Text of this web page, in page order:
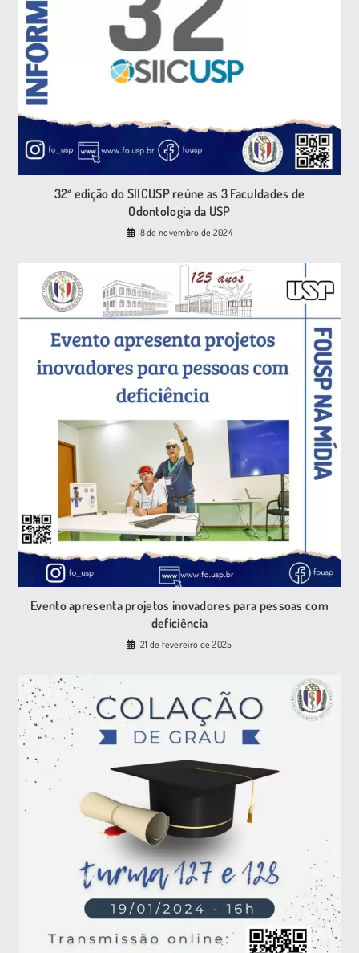
32ª edição do SIICUSP reúne as 3 Faculdades de
Odontologia da USP
8 de novembro de 2024
Evento apresenta projetos inovadores para pessoas com
deficiência
21 de fevereiro de 2025